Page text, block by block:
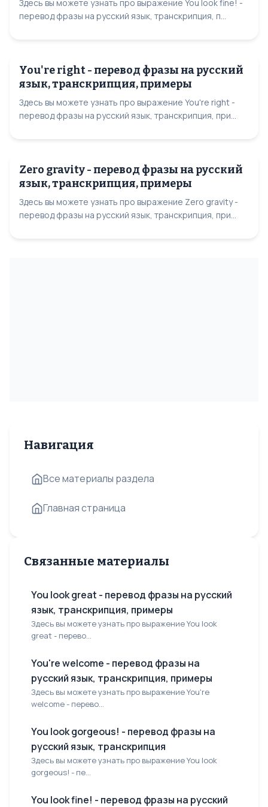
Здесь вы можете узнать про выражение You look fine! -
перевод фразы на русский язык, транскрипция, п...
You're right - перевод фразы на русский
язык, транскрипция, примеры
Здесь вы можете узнать про выражение You're right -
перевод фразы на русский язык, транскрипция, при...
Zero gravity - перевод фразы на русский
язык, транскрипция, примеры
Здесь вы можете узнать про выражение Zero gravity -
перевод фразы на русский язык, транскрипция, при...
Навигация
Все материалы раздела
Главная страница
Связанные материалы
You look great - перевод фразы на русский
язык, транскрипция, примеры
Здесь вы можете узнать про выражение You look
great - перево...
You're welcome - перевод фразы на
русский язык, транскрипция, примеры
Здесь вы можете узнать про выражение You're
welcome - перево...
You look gorgeous! - перевод фразы на
русский язык, транскрипция
Здесь вы можете узнать про выражение You look
gorgeous! - пе...
You look fine! - перевод фразы на русский